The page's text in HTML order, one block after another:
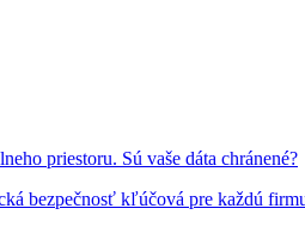
priestoru. Sú vaše dáta chránené?
bezpečnosť kľúčová pre každú